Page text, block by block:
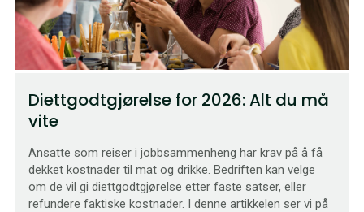
Diettgodtgjørelse for 2026: Alt du må
vite
Ansatte som reiser i jobbsammenheng har krav på å få
dekket kostnader til mat og drikke. Bedriften kan velge
om de vil gi diettgodtgjørelse etter faste satser, eller
refundere faktiske kostnader. I denne artikkelen ser vi på